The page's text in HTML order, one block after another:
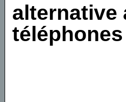
alternative
téléphones